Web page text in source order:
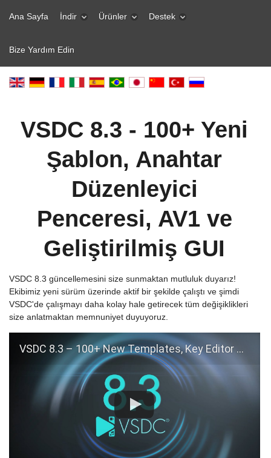
Ana Sayfa İndir Ürünler Destek
Bize Yardım Edin
VSDC 8.3 - 100+ Yeni
Şablon, Anahtar
Düzenleyici
Penceresi, AV1 ve
Geliştirilmiş GUI
VSDC 8.3 güncellemesini size sunmaktan mutluluk duyarız!
Ekibimiz yeni sürüm üzerinde aktif bir şekilde çalıştı ve şimdi
VSDC'de çalışmayı daha kolay hale getirecek tüm değişiklikleri
size anlatmaktan memnuniyet duyuyoruz.
VSDC 8.3 – 100+ New Templates, Key Editor Window, AV1 and Enhanced GUI